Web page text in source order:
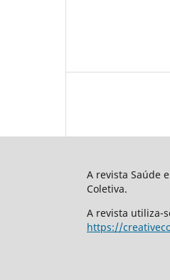
A revista Saúde
Coletiva.
A revista utiliza-
https://